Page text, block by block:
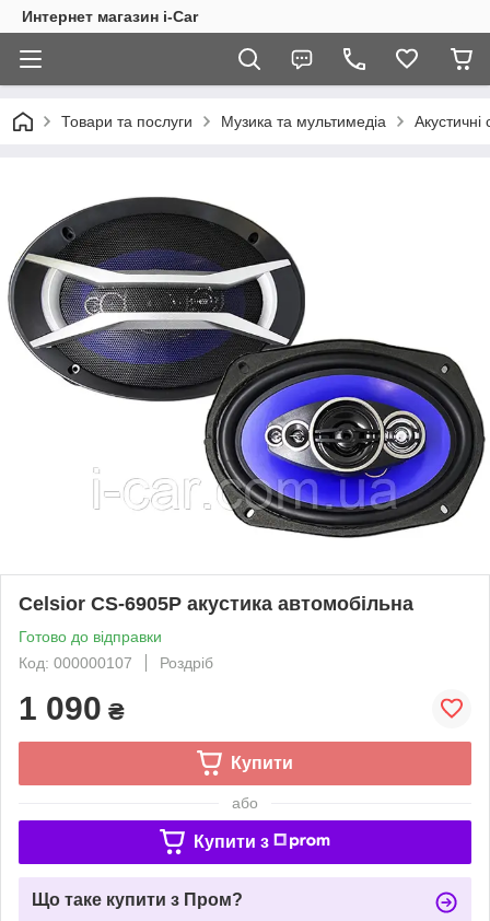
Интернет магазин i-Car
Товари та послуги Музика та мультимедіа Акустичні
Celsior CS-6905P акустика автомобільна
Готово до відправки
Код: 000000107
Роздріб
1 090 ₴
Купити
або
Купити з
Що таке купити з Пром?